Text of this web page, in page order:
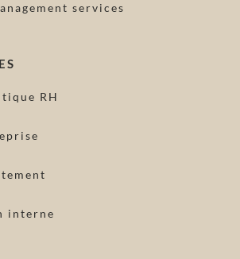
services
RH
interne